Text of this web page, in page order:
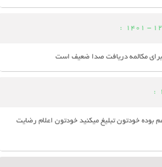
:
مکالمه دریافت صدا ضعیف است
:
خودتون تبلیغ میکنید خودتون اعلام رضایت